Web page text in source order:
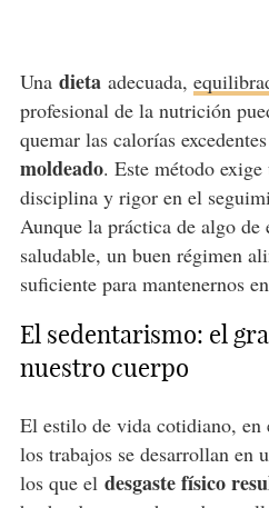
Una dietaadecuada,
profesional de la nutrición
quemar las calorías
moldeado. Este método
disciplina y rigor en el
Aunque la práctica de algo
saludable, un buen régimen
suficiente para mantenernos
El sedentarismo: el
nuestro cuerpo
El estilo de vida cotidiano, en
los trabajos se desarrollan en
los que el desgaste físico